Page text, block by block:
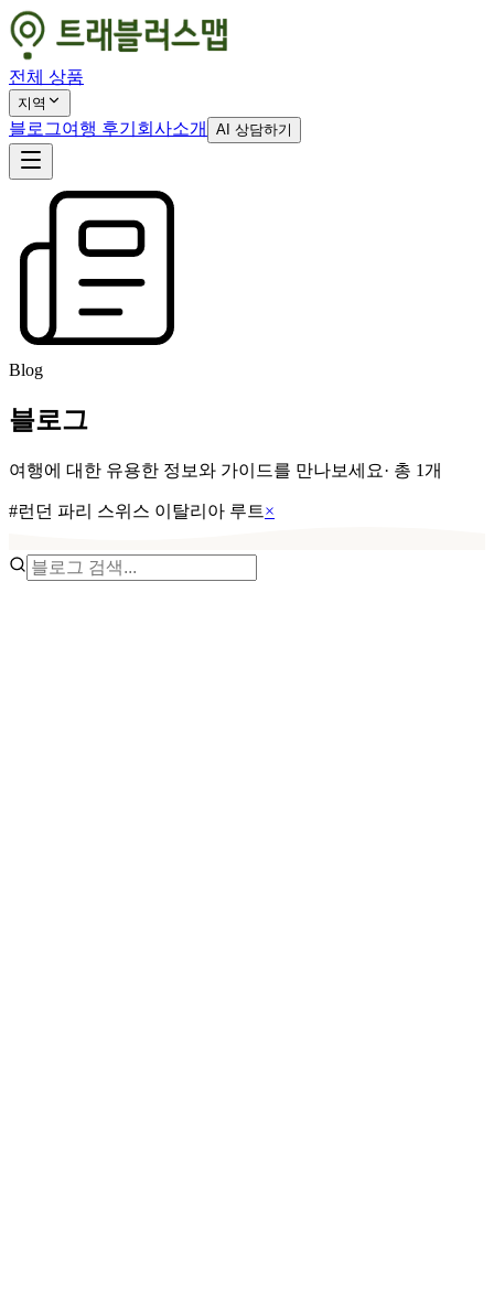
전체 상품
지역
블로그여행 후기 회사소개 AI 상담하기
Blog
블로그
여행에 대한 유용한 정보와 가이드를 만나보세요· 총 1개
#런던 파리 스위스 이탈리아 루트×